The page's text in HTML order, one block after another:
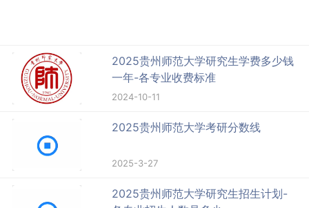
2025贵州师范大学研究生学费多少钱
一年-各专业收费标准
2024-10-11
2025贵州师范大学考研分数线
2025-3-27
2025贵州师范大学研究生招生计划-